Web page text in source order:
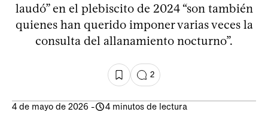
laudó” en el plebiscito de 2024 “son también
quienes han querido imponer varias veces la
consulta del allanamiento nocturno”.
2
4 de mayo de 2026 - 4 minutos de lectura